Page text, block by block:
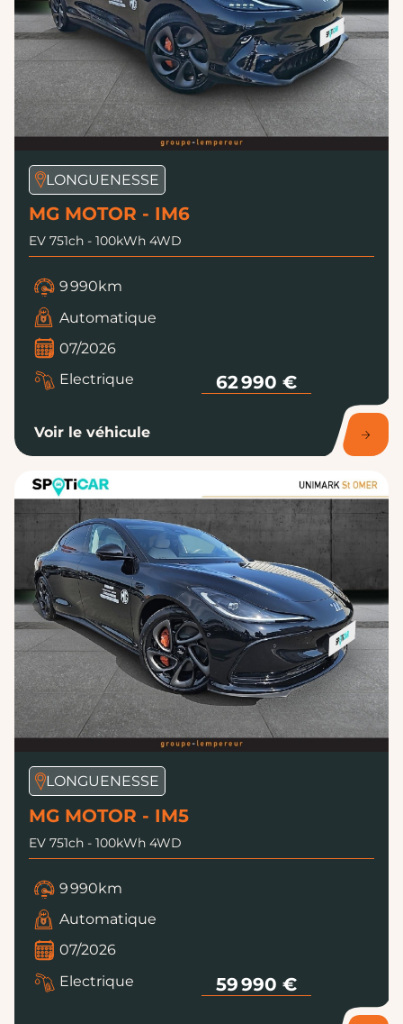
LONGUENESSE
MG MOTOR - IM6
EV 751ch - 100kWh 4WD
9 990km
Automatique
07/2026
Electrique
62 990 €
Voir le véhicule
LONGUENESSE
MG MOTOR - IM5
EV 751ch - 100kWh 4WD
9 990km
Automatique
07/2026
Electrique
59 990 €